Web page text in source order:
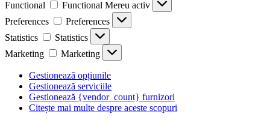
Functional
Functional Mereu activ
Preferences
Preferences
Statistics
Statistics
Marketing
Marketing
Gestionează opțiunile
Gestionează serviciile
Gestionează {vendor_count} furnizori
Citește mai multe despre aceste scopuri